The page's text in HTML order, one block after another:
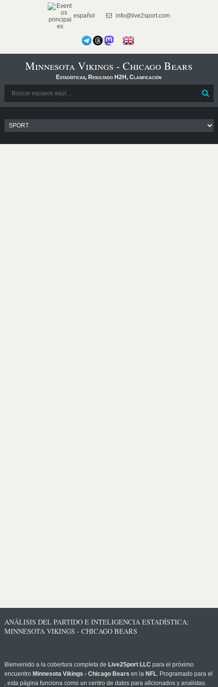
español info@live2sport.com
Minnesota Vikings - Chicago Bears
Estadísticas, Resultado H2H, Clasificación
ANÁLISIS DEL PARTIDO E INTELIGENCIA ESTADÍSTICA:
MINNESOTA VIKINGS - CHICAGO BEARS
Bienvenido a la cobertura completa de Live2Sport LLC para el próximo
encuentro Minnesota Vikings - Chicago Bears en la NFL. Programado para el
, esta página funciona como un centro de datos para aficionados y analistas.